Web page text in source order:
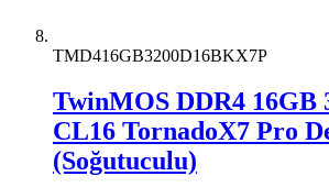
TMD416GB3200D16BKX7P
TwinMOS DDR4 16GB
CL16 TornadoX7 Pro
(Soğutuculu)